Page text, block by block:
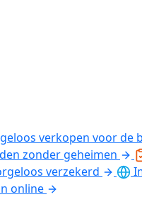
verkopen voor de
zonder geheimen
verzekerd
online